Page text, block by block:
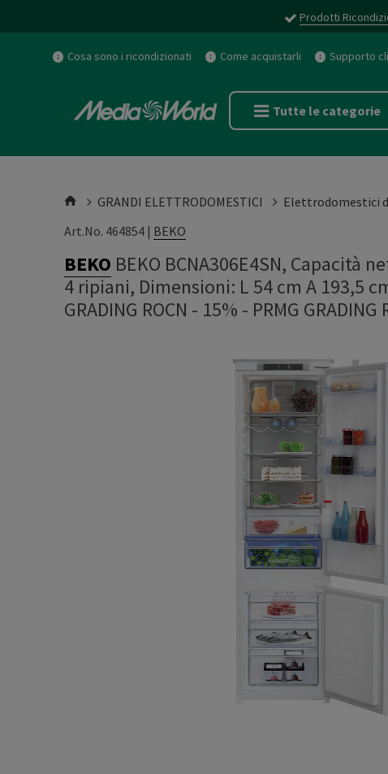
Prodotti
Cosa sono i ricondizionati Come acquistarli Supporto
Tutte le categorie
GRANDI ELETTRODOMESTICI Elettrodomestici
Art.No. 464854 | BEKO
BEKO BEKO BCNA306E4SN, Capacità
4 ripiani, Dimensioni: L 54 cm A 193,5
GRADING ROCN - 15% - PRMG GRADING